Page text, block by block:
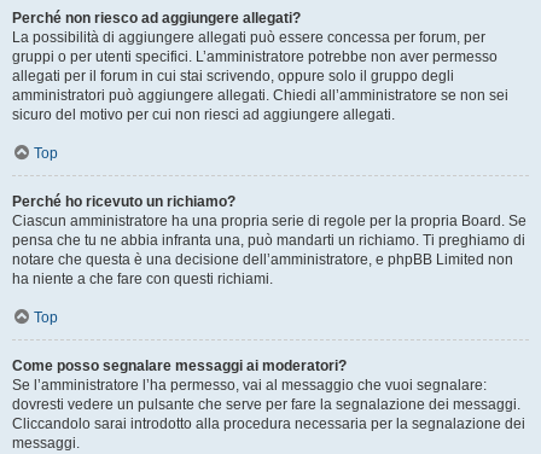
Perché non riesco ad aggiungere allegati?
La possibilità di aggiungere allegati può essere concessa per forum, per
gruppi o per utenti specifici. L’amministratore potrebbe non aver permesso
allegati per il forum in cui stai scrivendo, oppure solo il gruppo degli
amministratori può aggiungere allegati. Chiedi all’amministratore se non sei
sicuro del motivo per cui non riesci ad aggiungere allegati.
Top
Perché ho ricevuto un richiamo?
Ciascun amministratore ha una propria serie di regole per la propria Board. Se
pensa che tu ne abbia infranta una, può mandarti un richiamo. Ti preghiamo di
notare che questa è una decisione dell’amministratore, e phpBB Limited non
ha niente a che fare con questi richiami.
Top
Come posso segnalare messaggi ai moderatori?
Se l’amministratore l’ha permesso, vai al messaggio che vuoi segnalare:
dovresti vedere un pulsante che serve per fare la segnalazione dei messaggi.
Cliccandolo sarai introdotto alla procedura necessaria per la segnalazione dei
messaggi.